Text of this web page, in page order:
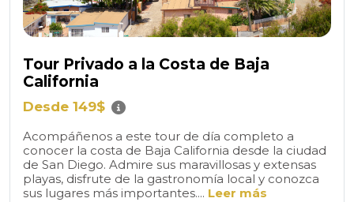
Tour Privado a la Costa de Baja
California
Desde 149$
Acompáñenos a este tour de día completo a
conocer la costa de Baja California desde la ciudad
de San Diego. Admire sus maravillosas y extensas
playas, disfrute de la gastronomía local y conozca
sus lugares más importantes.... Leer más